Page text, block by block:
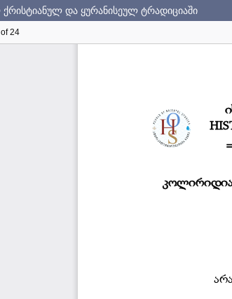
და ყურანისეულ ტრადიციაში